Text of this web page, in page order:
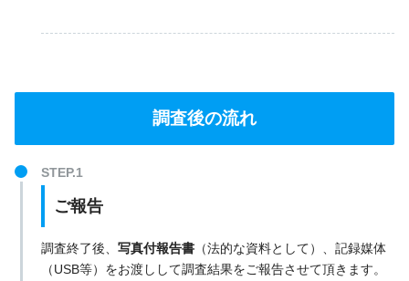
調査後の流れ
ご報告
調査終了後、 写真付報告書（法的な資料として）、記録媒体
（USB等）をお渡しして調査結果をご報告させて頂きます。